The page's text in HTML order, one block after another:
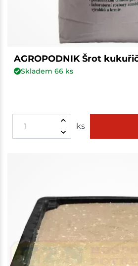
AGROPODNIK Šrot
Skladem 66ks
ks